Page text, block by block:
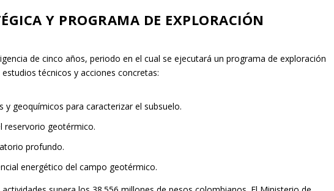
Y PROGRAMA DE EXPLORACIÓN
de cinco años, periodo en el cual se ejecutará un programa de exploración
técnicos y acciones concretas:
y geoquímicos para caracterizar el subsuelo.
reservorio geotérmico.
profundo.
energético del campo geotérmico.